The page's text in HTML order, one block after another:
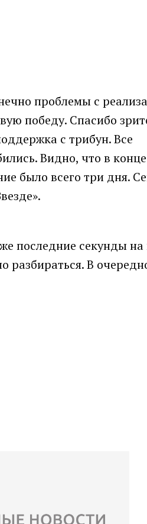
проблемы с
победу. Спасибо
с трибун. Все
Видно, что в
было всего три дня.
последние секунды на
разбираться. В